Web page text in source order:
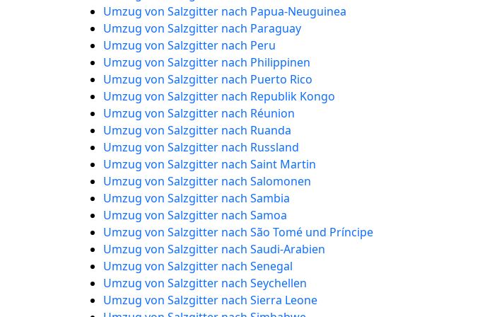
Umzug von Salzgitter nach Papua-Neuguinea
Umzug von Salzgitter nach Paraguay
Umzug von Salzgitter nach Peru
Umzug von Salzgitter nach Philippinen
Umzug von Salzgitter nach Puerto Rico
Umzug von Salzgitter nach Republik Kongo
Umzug von Salzgitter nach Réunion
Umzug von Salzgitter nach Ruanda
Umzug von Salzgitter nach Russland
Umzug von Salzgitter nach Saint Martin
Umzug von Salzgitter nach Salomonen
Umzug von Salzgitter nach Sambia
Umzug von Salzgitter nach Samoa
Umzug von Salzgitter nach São Tomé und Príncipe
Umzug von Salzgitter nach Saudi-Arabien
Umzug von Salzgitter nach Senegal
Umzug von Salzgitter nach Seychellen
Umzug von Salzgitter nach Sierra Leone